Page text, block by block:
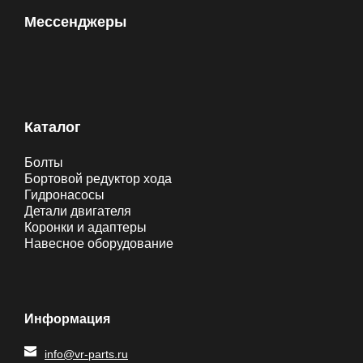
Мессенджеры
Каталог
Болты
Бортовой редуктор хода
Гидронасосы
Детали двигателя
Коронки и адаптеры
Навесное оборудование
Информация
info@vr-parts.ru